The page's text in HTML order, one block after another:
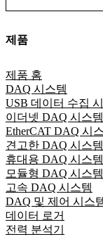
제품
제품 홈
DAQ 시스템
USB 데이터 수집
이더넷 DAQ 시스템
EtherCAT DAQ 시
견고한 DAQ 시스템
휴대용 DAQ 시스템
모듈형 DAQ 시스템
고속 DAQ 시스템
DAQ 및 제어 시스
데이터 로거
전력 분석기